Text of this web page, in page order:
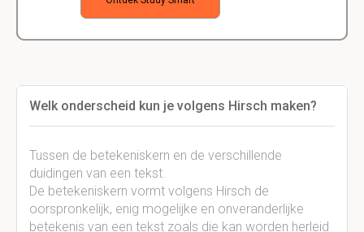
Welk onderscheid kun je volgens Hirsch maken?
Tussen de betekeniskern en de verschillende
duidingen van een tekst.
De betekeniskern vormt volgens Hirsch de
oorspronkelijk, enig mogelijke en onveranderlijke
betekenis van een tekst zoals die kan worden herleid